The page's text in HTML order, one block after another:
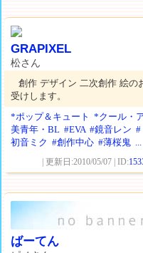
GRAPIXEL
松さん
創作 デザイン 二次創作 絵の
受けします。
*ポップ＆キュート
*クール・
美青年・BL #EVA #鏡音レン #
初音ミク #創作中心 #薄桜鬼 ...
| 更新日:2010/05/07 | ID:
ばーてん